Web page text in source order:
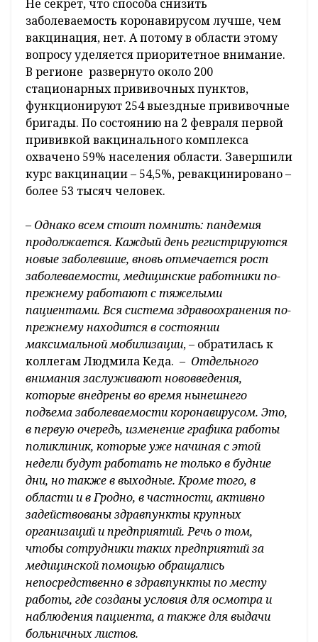
Не секрет, что способа снизить
заболеваемость коронавирусом лучше, чем
вакцинация, нет. А потому в области этому
вопросу уделяется приоритетное внимание.
В регионе развернуто около 200
стационарных прививочных пунктов,
функционируют 254 выездные прививочные
бригады. По состоянию на 2 февраля первой
прививкой вакцинального комплекса
охвачено 59% населения области. Завершили
курс вакцинации – 54,5%, ревакцинировано –
более 53 тысяч человек.
– Однако всем стоит помнить: пандемия
продолжается. Каждый день регистрируются
новые заболевшие, вновь отмечается рост
заболеваемости, медицинские работники по-
прежнему работают с тяжелыми
пациентами. Вся система здравоохранения по-
прежнему находится в состоянии
максимальной мобилизации, – обратилась к
коллегам Людмила Кеда. – Отдельного
внимания заслуживают нововведения,
которые внедрены во время нынешнего
подъема заболеваемости коронавирусом. Это,
в первую очередь, изменение графика работы
поликлиник, которые уже начиная с этой
недели будут работать не только в будние
дни, но также в выходные. Кроме того, в
области и в Гродно, в частности, активно
задействованы здравпункты крупных
организаций и предприятий. Речь о том,
чтобы сотрудники таких предприятий за
медицинской помощью обращались
непосредственно в здравпункты по месту
работы, где созданы условия для осмотра и
наблюдения пациента, а также для выдачи
больничных листов.